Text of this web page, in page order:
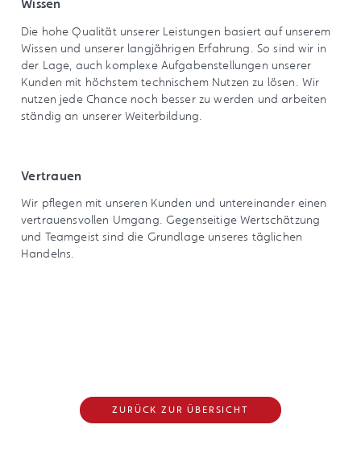
Wissen
Die hohe Qualität unserer Leistungen basiert auf unserem
Wissen und unserer langjährigen Erfahrung. So sind wir in
der Lage, auch komplexe Aufgabenstellungen unserer
Kunden mit höchstem technischem Nutzen zu lösen. Wir
nutzen jede Chance noch besser zu werden und arbeiten
ständig an unserer Weiterbildung.
Vertrauen
Wir pflegen mit unseren Kunden und untereinander einen
vertrauensvollen Umgang. Gegenseitige Wertschätzung
und Teamgeist sind die Grundlage unseres täglichen
Handelns.
ZURÜCK ZUR ÜBERSICHT